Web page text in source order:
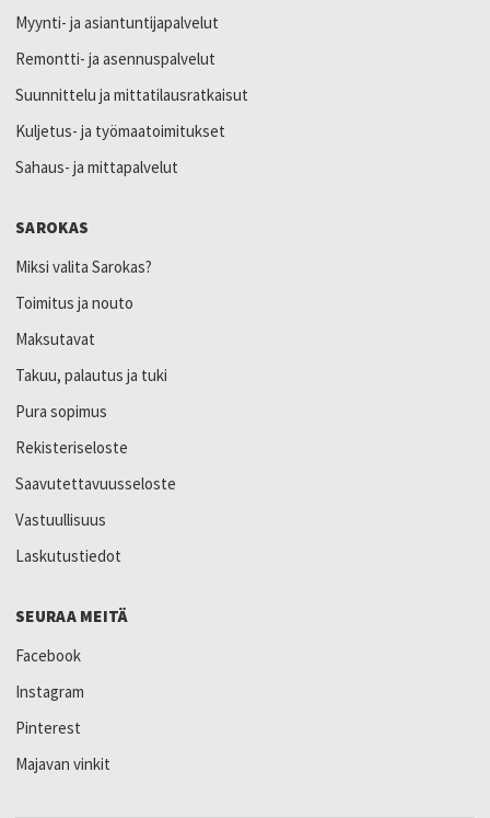
Myynti- ja asiantuntijapalvelut
Remontti- ja asennuspalvelut
Suunnittelu ja mittatilausratkaisut
Kuljetus- ja työmaatoimitukset
Sahaus- ja mittapalvelut
SAROKAS
Miksi valita Sarokas?
Toimitus ja nouto
Maksutavat
Takuu, palautus ja tuki
Pura sopimus
Rekisteriseloste
Saavutettavuusseloste
Vastuullisuus
Laskutustiedot
SEURAA MEITÄ
Facebook
Instagram
Pinterest
Majavan vinkit